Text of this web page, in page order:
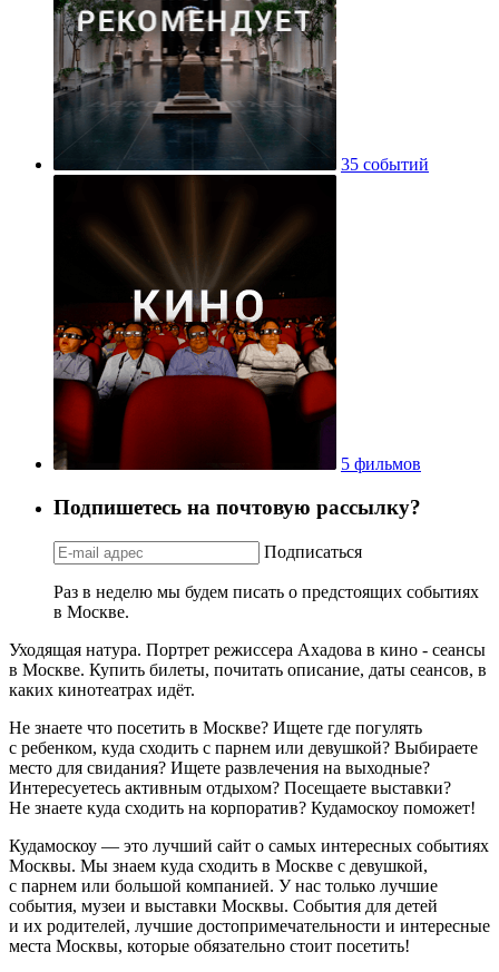
35 событий
5 фильмов
Подпишетесь на почтовую рассылку?
Подписаться
Раз в неделю мы будем писать о предстоящих событиях
в Москве.
Уходящая натура. Портрет режиссера Ахадова в кино - сеансы
в Москве. Купить билеты, почитать описание, даты сеансов, в
каких кинотеатрах идёт.
Не знаете что посетить в Москве? Ищете где погулять
с ребенком, куда сходить с парнем или девушкой? Выбираете
место для свидания? Ищете развлечения на выходные?
Интересуетесь активным отдыхом? Посещаете выставки?
Не знаете куда сходить на корпоратив? Кудамоскоу поможет!
Кудамоскоу — это лучший сайт о самых интересных событиях
Москвы. Мы знаем куда сходить в Москве с девушкой,
с парнем или большой компанией. У нас только лучшие
события, музеи и выставки Москвы. События для детей
и их родителей, лучшие достопримечательности и интересные
места Москвы, которые обязательно стоит посетить!